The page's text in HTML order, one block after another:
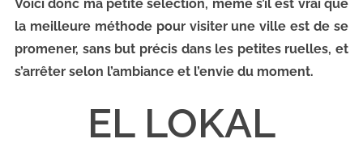
Voici donc ma petite sélection, même s’il est vrai que
la meilleure méthode pour visiter une ville est de se
promener, sans but précis dans les petites ruelles, et
s’arrêter selon l’ambiance et l’envie du moment.
EL LOKAL